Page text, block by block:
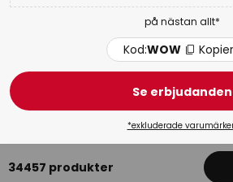
Kod:WOW Kopiera
WOW-veckan:upp till -70
Taklampor
34457 produkter
på nästan allt*
Kod:WOW
Se erbjudanden
*exkluderade